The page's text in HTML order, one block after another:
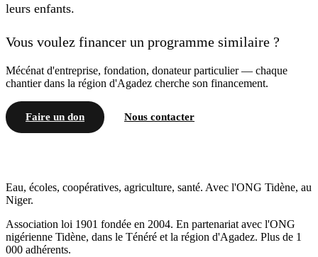
leurs enfants.
Vous voulez financer un programme similaire ?
Mécénat d'entreprise, fondation, donateur particulier — chaque
chantier dans la région d'Agadez cherche son financement.
Faire un don Nous contacter
Eau, écoles, coopératives, agriculture, santé. Avec l'ONG Tidène, au
Niger.
Association loi 1901 fondée en 2004. En partenariat avec l'ONG
nigérienne Tidène, dans le Ténéré et la région d'Agadez. Plus de 1
000 adhérents.